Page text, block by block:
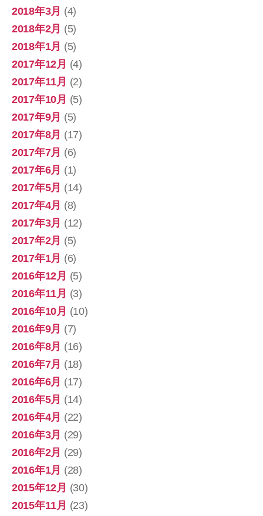
2018年3月 (4)
2018年2月 (5)
2018年1月 (5)
2017年12月 (4)
2017年11月 (2)
2017年10月 (5)
2017年9月 (5)
2017年8月 (17)
2017年7月 (6)
2017年6月 (1)
2017年5月 (14)
2017年4月 (8)
2017年3月 (12)
2017年2月 (5)
2017年1月 (6)
2016年12月 (5)
2016年11月 (3)
2016年10月 (10)
2016年9月 (7)
2016年8月 (16)
2016年7月 (18)
2016年6月 (17)
2016年5月 (14)
2016年4月 (22)
2016年3月 (29)
2016年2月 (29)
2016年1月 (28)
2015年12月 (30)
2015年11月 (23)